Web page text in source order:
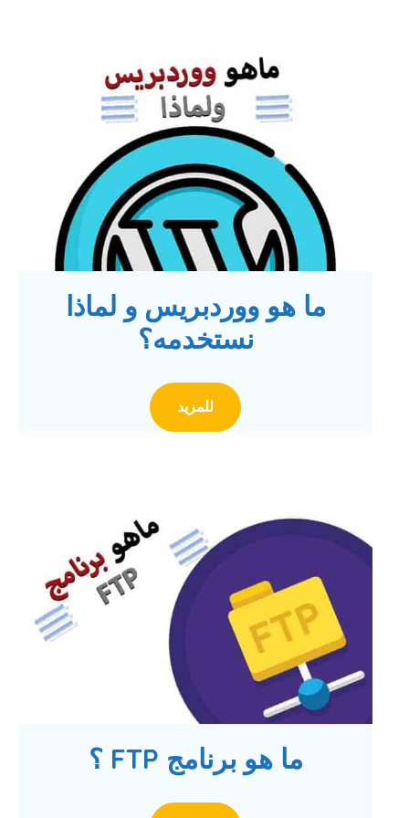
ما هو ووردبريس و لماذا
نستخدمه؟
للمزيد
ما هو برنامج FTP ؟